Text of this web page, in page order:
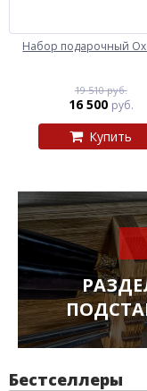
Набор подарочный
19 510 руб.
16 500 руб.
Купить
Бестселлеры